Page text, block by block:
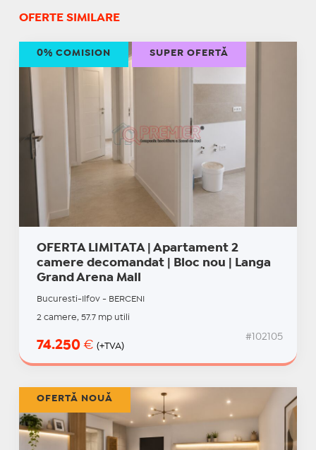
OFERTE SIMILARE
OFERTA LIMITATA | Apartament 2
camere decomandat | Bloc nou | Langa
Grand Arena Mall
Bucuresti-Ilfov - BERCENI
2 camere, 57.7 mp utili
74.250 € (+TVA)
#102105
0% COMISION SUPER OFERTĂ
OFERTĂ NOUĂ